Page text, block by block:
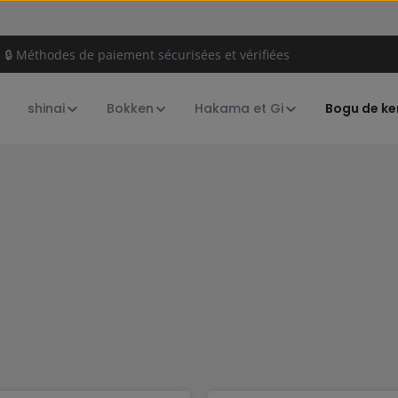
🔒 Méthodes de paiement sécurisées et vérifiées
shinai Bokken Hakama et Gi Bogu de